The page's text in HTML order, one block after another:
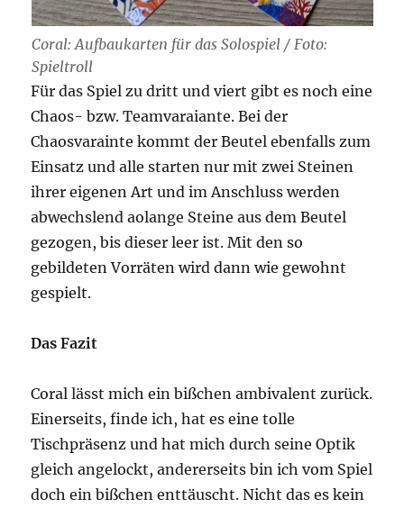
Coral: Aufbaukarten für das Solospiel / Foto:
Spieltroll
Für das Spiel zu dritt und viert gibt es noch eine
Chaos- bzw. Teamvaraiante. Bei der
Chaosvarainte kommt der Beutel ebenfalls zum
Einsatz und alle starten nur mit zwei Steinen
ihrer eigenen Art und im Anschluss werden
abwechslend aolange Steine aus dem Beutel
gezogen, bis dieser leer ist. Mit den so
gebildeten Vorräten wird dann wie gewohnt
gespielt.
Das Fazit
Coral lässt mich ein bißchen ambivalent zurück.
Einerseits, finde ich, hat es eine tolle
Tischpräsenz und hat mich durch seine Optik
gleich angelockt, andererseits bin ich vom Spiel
doch ein bißchen enttäuscht. Nicht das es kein